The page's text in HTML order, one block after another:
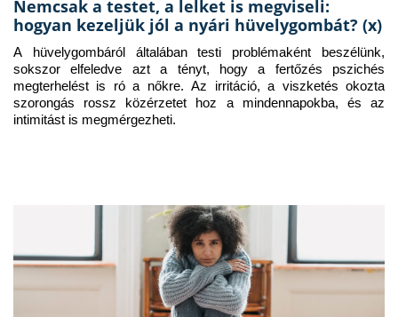
Nemcsak a testet, a lelket is megviseli:
hogyan kezeljük jól a nyári hüvelygombát? (x)
A hüvelygombáról általában testi problémaként beszélünk,
sokszor elfeledve azt a tényt, hogy a fertőzés pszichés
megterhelést is ró a nőkre. Az irritáció, a viszketés okozta
szorongás rossz közérzetet hoz a mindennapokba, és az
intimitást is megmérgezheti.